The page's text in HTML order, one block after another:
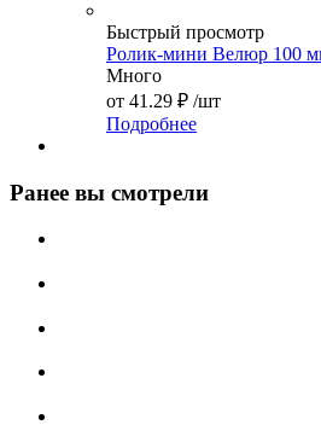
Быстрый просмотр
Ролик-мини Велюр 100
Много
от 41.29 ₽ /шт
Подробнее
Ранее вы смотрели